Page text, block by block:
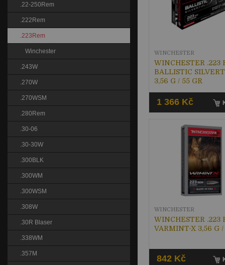
WINCHESTER .223
BALLISTIC
3,56 G / 55 GR
WINCHESTER
1 366 Kč
WINCHESTER .223
VARMINT-X 3,56 G /
WINCHESTER
842 Kč
.22-250Rem
.222Rem
.223Rem
Winchester
.243W
.270W
.270WSM
.280Rem
.30-06
.30-30W
.300BLK
.300WM
.300WSM
.308W
.30R Blaser
.338WM
.357M